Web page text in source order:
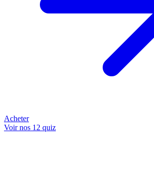
Acheter
Voir nos 12 quiz